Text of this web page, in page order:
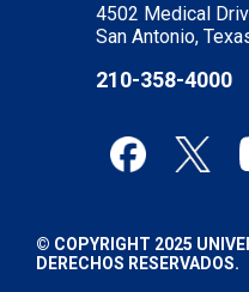
4502 Medical
San Antonio,
210-358-4000
© COPYRIGHT 2025
DERECHOS RESERVADOS.